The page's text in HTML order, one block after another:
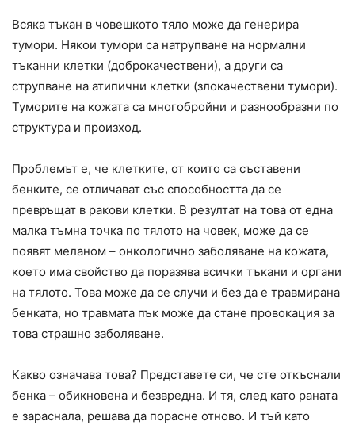
Всяка тъкан в човешкото тяло може да генерира
тумори. Някои тумори са натрупване на нормални
тъканни клетки (доброкачествени), а други са
струпване на атипични клетки (злокачествени тумори).
Туморите на кожата са многобройни и разнообразни по
структура и произход.
Проблемът е, че клетките, от които са съставени
бенките, се отличават със способността да се
превръщат в ракови клетки. В резултат на това от една
малка тъмна точка по тялото на човек, може да се
появят меланом – онкологично заболяване на кожата,
което има свойство да поразява всички тъкани и органи
на тялото. Това може да се случи и без да е травмирана
бенката, но травмата пък може да стане провокация за
това страшно заболяване.
Какво означава това? Представете си, че сте откъснали
бенка – обикновена и безвредна. И тя, след като раната
е зараснала, решава да порасне отново. И тъй като